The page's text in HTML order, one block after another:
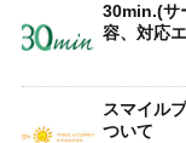
30min.(サ
容、対応
スマイル
ついて